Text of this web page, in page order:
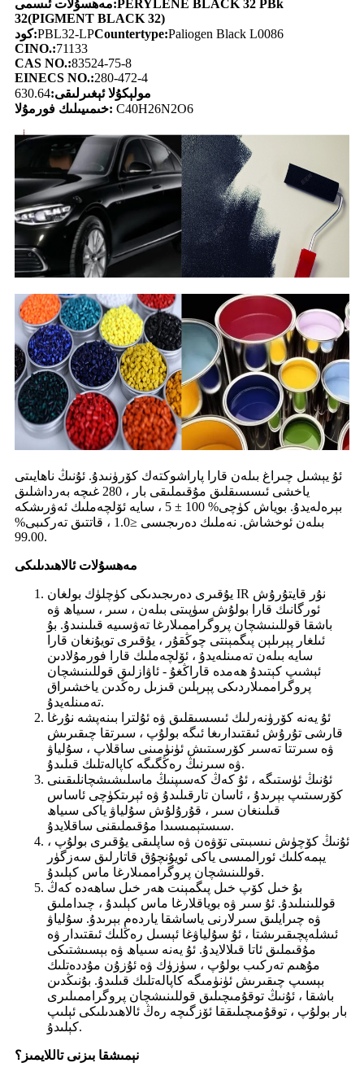
مەھسۇلات ئىسمى: PERYLENE BLACK 32 PBk
32(PIGMENT BLACK 32)
كود:PBL32-LPCountertype:Paliogen Black L0086
CINO.:71133
CAS NO.:83524-75-8
EINECS NO.:280-472-4
مولېكۇلا ئېغىرلىقى:630.64
خىمىيىلىك فورمۇلا: C40H26N2O6
ئۇ يېشىل چىراغ بىلەن قارا پاراشوكتەك كۆرۈنىدۇ. ئۇنىڭ ناھايىتى
ياخشى ئىسسىقلىق مۇقىملىقى بار ، 280 غىچە بەرداشلىق
بېرەلەيدۇ. بوياش كۈچى% 100 ± 5 ، سايە ئۆلچەملىك ئەۋرىشكە
بىلەن ئوخشاش. نەملىك دەرىجىسى ≤1.0 ، قاتتىق تەركىبى%
99.00.
مەھسۇلات ئالاھىدىلىكى
يۇقىرى دەرىجىدىكى كۈچلۈك بولغان IR نۇر قايتۇرۇش
ئورگانىك قارا بولۇش سۈپىتى بىلەن ، سىر ، سىياھ ۋە
باشقا قوللىنىشچان پروگراممىلارغا تەۋسىيە قىلىنىدۇ. بۇ
ئىلغار پېرىلېن پىگمېنتى چوڭقۇر ، يۇقىرى تويۇنغان قارا
سايە بىلەن تەمىنلەيدۇ ، ئۆلچەملىك قارا فورمۇلادىن
ئېشىپ كېتىدۇ ھەمدە قاراڭغۇ - ئاۋازلىق قوللىنىشچان
پروگراممىلاردىكى پېرېلىن قىزىل رەڭدىن ياخشىراق
تەمىنلەيدۇ.
ئۇ يەنە كۆرۈنەرلىك ئىسسىقلىق ۋە ئۇلترا بىنەپشە نۇرغا
قارشى تۇرۇش ئىقتىدارىغا ئىگە بولۇپ ، سىرتقا چىقىرىش
ۋە سىرتتا تەسىر كۆرسىتىش ئۈنۈمىنى ساقلاپ ، سۇلياۋ
ۋە سىرنىڭ رەڭگىگە كاپالەتلىك قىلىدۇ.
ئۇنىڭ ئۈستىگە ، ئۇ كەڭ كەسىپنىڭ ماسلىشىشچانلىقىنى
كۆرسىتىپ بېرىدۇ ، ئاسان تارقىلىدۇ ۋە ئېرىتكۈچى ئاساس
قىلىنغان سىر ، قۇرۇلۇش سۇلياۋ ياكى سىياھ
سىستېمىسىدا مۇقىملىقنى ساقلايدۇ.
ئۇنىڭ كۆچۈش نىسبىتى تۆۋەن ۋە ساپلىقى يۇقىرى بولۇپ ،
يېمەكلىك ئورالمىسى ياكى ئويۇنچۇق قاتارلىق سەزگۈر
قوللىنىشچان پروگراممىلارغا ماس كېلىدۇ.
بۇ خىل كۆپ خىل پىگمېنت ھەر خىل ساھەدە كەڭ
قوللىنىلىدۇ. ئۇ سىر ۋە بوياقلارغا ماس كېلىدۇ ، چىداملىق
ۋە چىرايلىق سىرلارنى ياساشقا ياردەم بېرىدۇ. سۇلياۋ
ئىشلەپچىقىرىشتا ، ئۇ سۇلياۋغا ئېسىل رەڭلىك ئىقتىدار ۋە
مۇقىملىق ئاتا قىلالايدۇ. ئۇ يەنە سىياھ ۋە بېسىشتىكى
مۇھىم تەركىب بولۇپ ، سۈزۈك ۋە ئۇزۇن مۇددەتلىك
بېسىپ چىقىرىش ئۈنۈمىگە كاپالەتلىك قىلىدۇ. بۇنىڭدىن
باشقا ، ئۇنىڭ توقۇمىچىلىق قوللىنىشچان پروگراممىلىرى
بار بولۇپ ، توقۇمىچىلىققا ئۆزگىچە رەڭ ئالاھىدىلىكى ئېلىپ
كېلىدۇ.
نېمىشقا بىزنى تاللايمىز؟